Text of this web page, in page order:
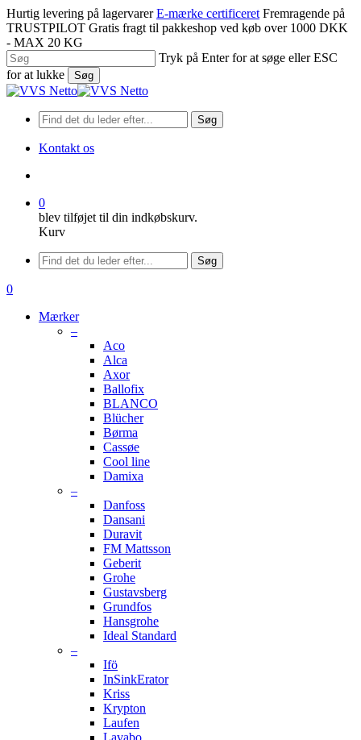
Spring
til
hovedindhold
Hurtig levering på lagervarer E-mærke certificeret Fremragende på
TRUSTPILOT Gratis fragt til pakkeshop ved køb over 1000 DKK
- MAX 20 KG
Tryk på Enter for at søge eller ESC
for at lukke
Søg
Luk
Søg
Kontakt os
0
blev tilføjet til din indkøbskurv.
Kurv
Menu
Søg
søge
0
Mærker
–
Aco
Alca
Axor
Ballofix
BLANCO
Blücher
Børma
Cassøe
Cool line
Damixa
–
Danfoss
Dansani
Duravit
FM Mattsson
Geberit
Grohe
Gustavsberg
Grundfos
Hansgrohe
Ideal Standard
–
Ifö
InSinkErator
Kriss
Krypton
Laufen
Lavabo